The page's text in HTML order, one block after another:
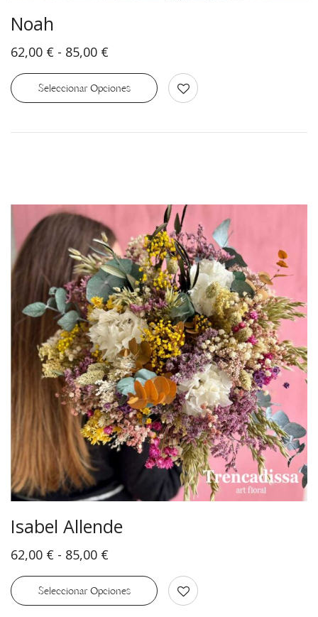
Noah
62,00 € - 85,00 €
Seleccionar Opciones
Isabel Allende
62,00 € - 85,00 €
Seleccionar Opciones